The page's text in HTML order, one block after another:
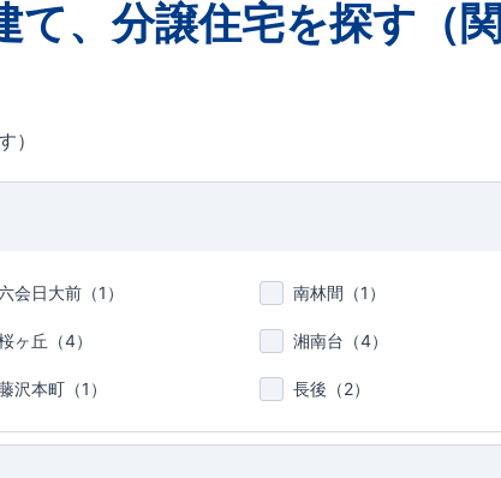
、分譲住宅を探す（関
）
会日大前（1 ） 南林間（1 ）
ヶ丘（4） 湘南台（4）
沢本町（1 ） 長後（2）